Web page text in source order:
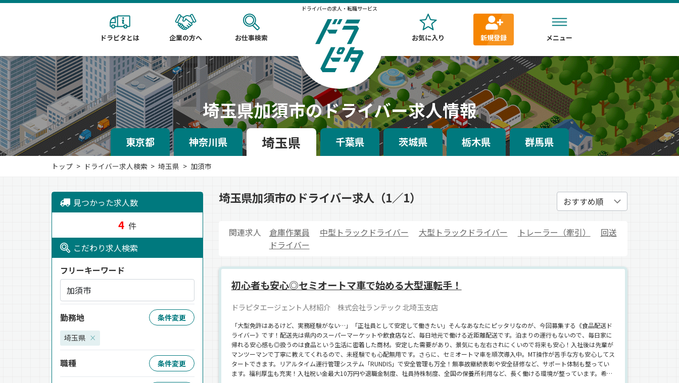
ドライバーの求人・転職サービス
ドラピタとは 企業の方へ お仕事検索 お気に入り 新規登録 メニュー
埼玉県加須市のドライバー求人情報
東京都 神奈川県 埼玉県 千葉県 茨城県 栃木県 群馬県
トップ ドライバー求人検索 埼玉県 加須市
埼玉県加須市のドライバー求人（1／1）
関連求人 倉庫作業員 中型トラックドライバー 大型トラックドライバー トレーラー（牽引）
回送
ドライバー
初心者も安心◎セミオートマ車で始める大型運転手！
ドラピタエージェント人材紹介 株式会社ランテック 北埼玉支店
「大型免許はあるけど、実務経験がない…」「正社員として安定して働きたい」そんなあなたにピッタリなのが、今回募集する《食品配送ド
ライバー》です！配送先は県内のスーパーマーケットや飲食店など、毎日地元で働ける近距離配送です。泊まりの運行もないので、毎日家に
帰れる安心感も◎扱うのは食品という生活に密着した商材。安定した需要があり、景気にも左右されにくいので将来も安心！入社後は先輩が
マンツーマンで丁寧に教えてくれるので、未経験でも心配無用です。さらに、セミオートマ車を順次導入中。MT操作が苦手な方も安心してス
タートできます。リアルタイム運行管理システム「RUNDIS」で安全管理も万全！無事故継続表彰や安全研修など、サポート体制も整ってい
ます。福利厚生も充実！入社祝い金最大10万円や退職金制度、社員持株制度、全国の保養所利用など、長く働ける環境が整っています。希望
見つかった求人数
4 件
こだわり求人検索
フリーキーワード
勤務地 条件変更
埼玉県 ×
職種 条件変更